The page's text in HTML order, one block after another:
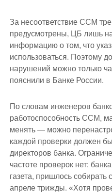
За несоответствие ССМ
предусмотрены, ЦБ лишь
информацию о том, что
использоваться. Поэтому
нарушений можно только
пояснили в Банке России.
По словам инженеров
работоспособность ССМ,
менять — можно
каждой проверки должен
директоров банка.
частоте проверок нет:
газета, пришлось собирать
апреле трижды. «Хотя